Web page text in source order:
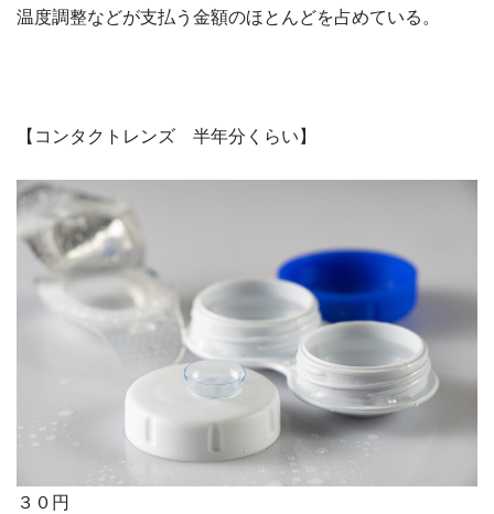
温度調整などが支払う金額のほとんどを占めている。
【コンタクトレンズ 半年分くらい】
３０円